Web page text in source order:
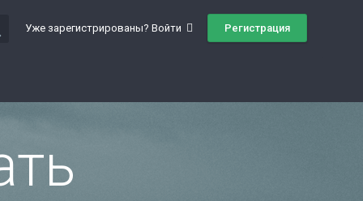
Уже зарегистрированы? Войти Регистрация